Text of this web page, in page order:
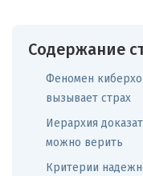
Содержание
Феномен
вызывает страх
Иерархия
можно верить
Критерии